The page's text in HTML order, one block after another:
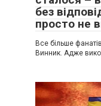
без
просто не
Все більше
Винник. Адже